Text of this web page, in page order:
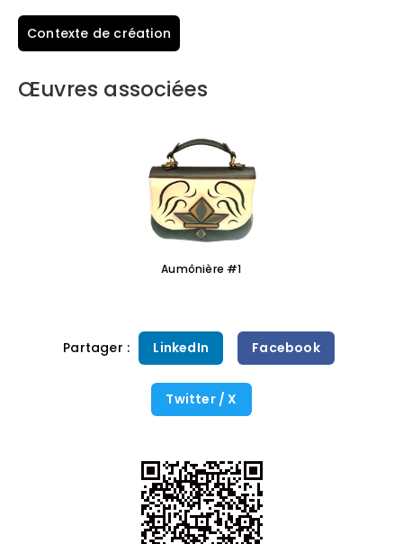
Contexte de création
Œuvres associées
Aumônière #1
Partager : LinkedIn Facebook
Twitter / X